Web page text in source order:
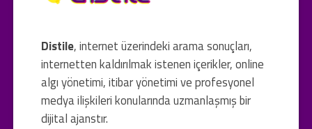
Distile, internet üzerindeki arama sonuçları,
internetten kaldırılmak istenen içerikler, online
algı yönetimi, itibar yönetimi ve profesyonel
medya ilişkileri konularında uzmanlaşmış bir
dijital ajanstır.